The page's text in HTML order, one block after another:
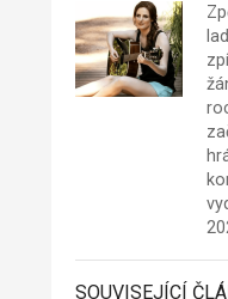
SOUVISEJÍCÍ